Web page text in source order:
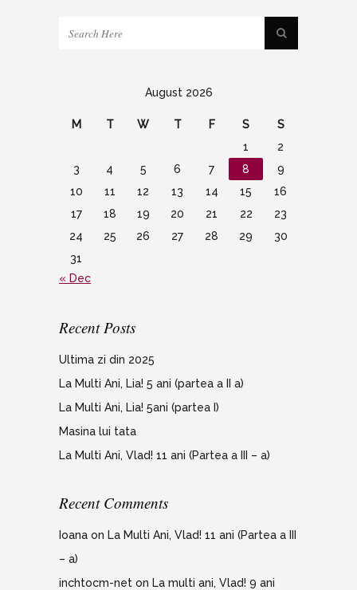
August 2026
M T W T F S
S
1
2
3
4 5 6 7 8
9
10
11 12 13 14 15
16
17
18 19 20 21 22
23
24
25 26 27 28 29
30
31
« Dec
Recent Posts
Ultima zi din 2025
La Multi Ani, Lia! 5 ani (partea a II a)
La Multi Ani, Lia! 5ani (partea I)
Masina lui tata
La Multi Ani, Vlad! 11 ani (Partea a III – a)
Recent Comments
Ioana on La Multi Ani, Vlad! 11 ani (Partea a III
– a)
inchtocm-net on La multi ani, Vlad! 9 ani